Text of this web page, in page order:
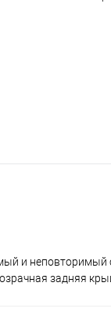
и неповторимый
задняя